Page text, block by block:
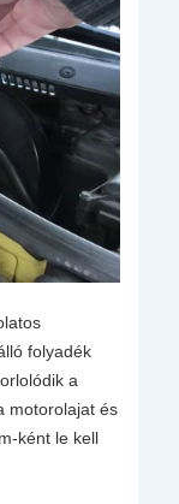
folyadék
a
motorolajat és
ként le kell